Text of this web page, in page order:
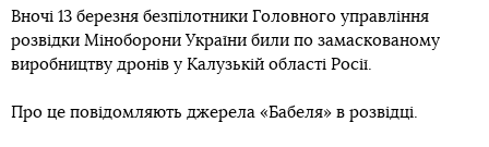
Вночі 13 березня безпілотники Головного управління
розвідки Міноборони України били по замаскованому
виробництву дронів у Калузькій області Росії.
Про це повідомляють джерела «Бабеля» в розвідці.